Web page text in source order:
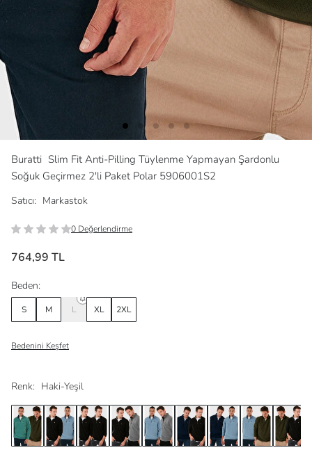
Buratti Slim Fit Anti-Pilling Tüylenme Yapmayan Şardonlu
Soğuk Geçirmez 2'li Paket Polar 5906001S2
Satıcı: Markastok
0 Değerlendirme
764,99 TL
Renk: Haki-Yeşil
Beden:
S M L XL 2XL
Bedenini Keşfet